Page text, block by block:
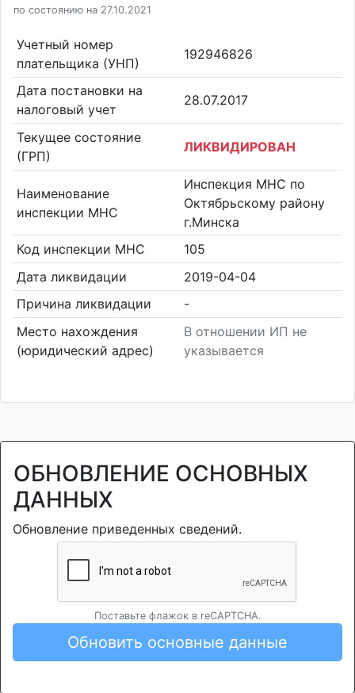
по состоянию на 27.10.2021
Учетный номер
плательщика (УНП)
192946826
Дата постановки на
налоговый учет
28.07.2017
Текущее состояние
(ГРП)
ЛИКВИДИРОВАН
Наименование
инспекции МНС
Инспекция МНС по
Октябрьскому району
г.Минска
Код инспекции МНС
105
Дата ликвидации
2019-04-04
Причина ликвидации
-
Место нахождения
(юридический адрес)
В отношении ИП не
указывается
ОБНОВЛЕНИЕ ОСНОВНЫХ
ДАННЫХ
Обновление приведенных сведений.
Поставьте флажок в reCAPTCHA.
Обновить основные данные